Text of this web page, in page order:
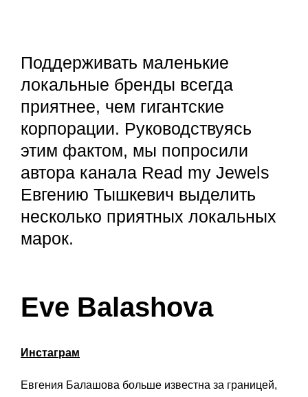
Поддерживать маленькие
локальные бренды всегда
приятнее, чем гигантские
корпорации. Руководствуясь
этим фактом, мы попросили
автора канала Read my Jewels
Евгению Тышкевич выделить
несколько приятных локальных
марок.
Eve Balashova
Инстаграм
Евгения Балашова больше известна за границей,